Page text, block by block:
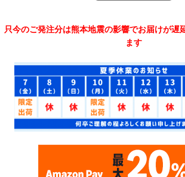
只今のご発注分は熊本地震の影響でお届けが遅
ます